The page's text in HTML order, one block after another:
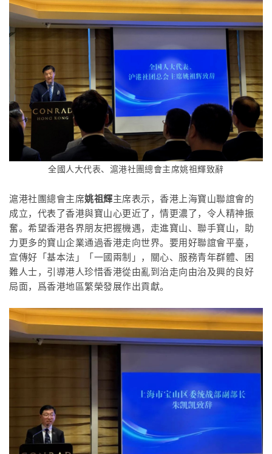
全國人大代表、滬港社團總會主席姚祖輝致辭
滬港社團總會主席姚祖輝主席表示，香港上海寶山聯誼會的
成立，代表了香港與寶山心更近了，情更濃了，令人精神振
奮。希望香港各界朋友把握機遇，走進寶山、聯手寶山，助
力更多的寶山企業通過香港走向世界。要用好聯誼會平臺，
宣傳好「基本法」「一國兩制」，關心、服務青年群體、困
難人士，引導港人珍惜香港從由亂到治走向由治及興的良好
局面，爲香港地區繁榮發展作出貢獻。